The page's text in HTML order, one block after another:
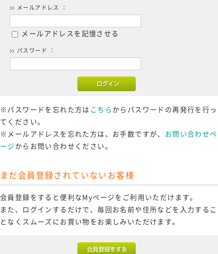
メールアドレス ：
メールアドレスを記憶させる
パスワード ：
※パスワードを忘れた方は こちら からパスワードの再発行を行っ
てください。
※メールアドレスを忘れた方は、お手数ですが、 お問い合わせペ
ージ からお問い合わせください。
まだ会員登録されていないお客様
会員登録をすると便利なMyページをご利用いただけます。
また、ログインするだけで、毎回お名前や住所などを入力するこ
となくスムーズにお買い物をお楽しみいただけます。